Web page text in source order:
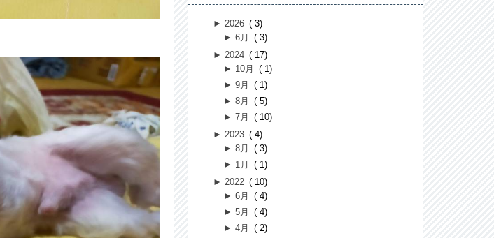
►2026
3
►6月
3
►2024
17
► 10月
1
►9月
1
►8月
5
►7月
10
►2023
4
►8月
3
► 1月
1
►2022
10
►6月
4
►5月
4
►4月 2